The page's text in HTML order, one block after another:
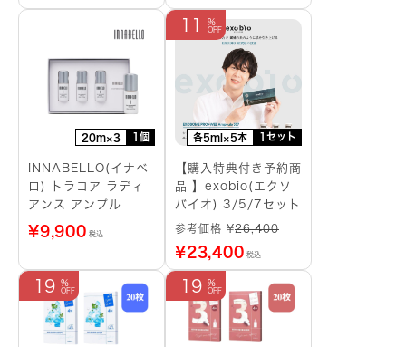
20m×3 1個
INNABELLO(イナベ
ロ) トラコア ラディ
アンス アンプル
¥9,900 税込
各5ml×5本 1セット
11
【購入特典付き予約商
品 】exobio(エクソ
バイオ) 3/5/7セット
参考価格 ¥26,400
¥23,400 税込
19 19